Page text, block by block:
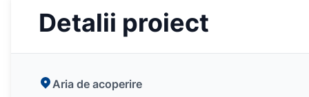
Detalii proiect
Aria de acoperire